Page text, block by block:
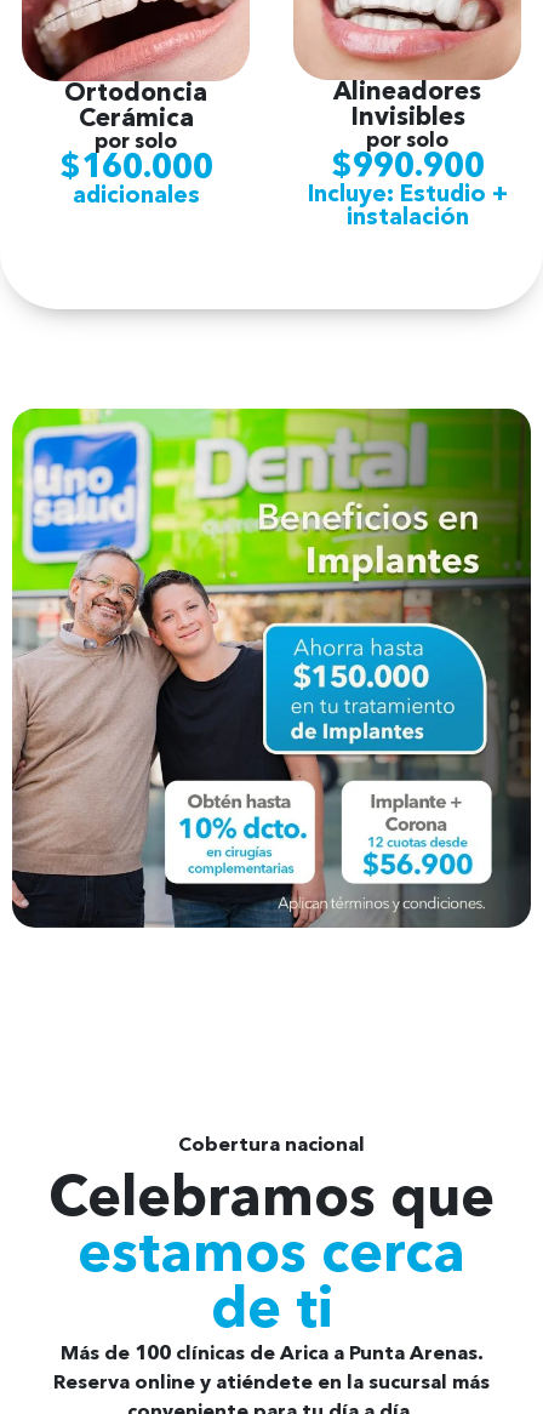
Ortodoncia
Cerámica
por solo
$160.000
adicionales
Alineadores
Invisibles
por solo
$990.900
Incluye: Estudio +
instalación
Cobertura nacional
Celebramos que
estamos cerca
de ti
Más de 100 clínicas de Arica a Punta Arenas.
Reserva online y atiéndete en la sucursal más